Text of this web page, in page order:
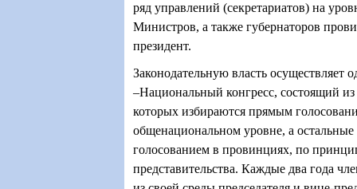
ряд управлений (секретариатов) на
Министров, а также губернаторов
президент.
Законодательную власть осуществляет
–Национальный конгресс, состоящий из
которых избираются прямым
общенациональном уровне, а
голосованием в провинциях, по
представительства. Каждые два года